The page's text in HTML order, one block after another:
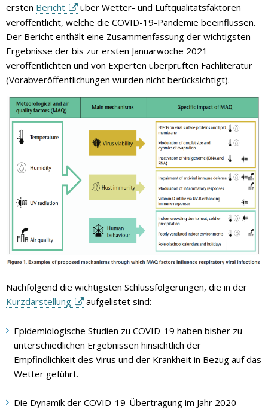
ersten Bericht
über Wetter- und Luftqualitätsfaktoren
veröffentlicht, welche die COVID-19-Pandemie beeinflussen.
Der Bericht enthält eine Zusammenfassung der wichtigsten
Ergebnisse der bis zur ersten Januarwoche 2021
veröffentlichten und von Experten überprüften Fachliteratur
(Vorabveröffentlichungen wurden nicht berücksichtigt).
Nachfolgend die wichtigsten Schlussfolgerungen, die in der
Kurzdarstellung
aufgelistet sind:
Epidemiologische Studien zu COVID-19 haben bisher zu
unterschiedlichen Ergebnissen hinsichtlich der
Empfindlichkeit des Virus und der Krankheit in Bezug auf das
Wetter geführt.
Die Dynamik der COVID-19-Übertragung im Jahr 2020